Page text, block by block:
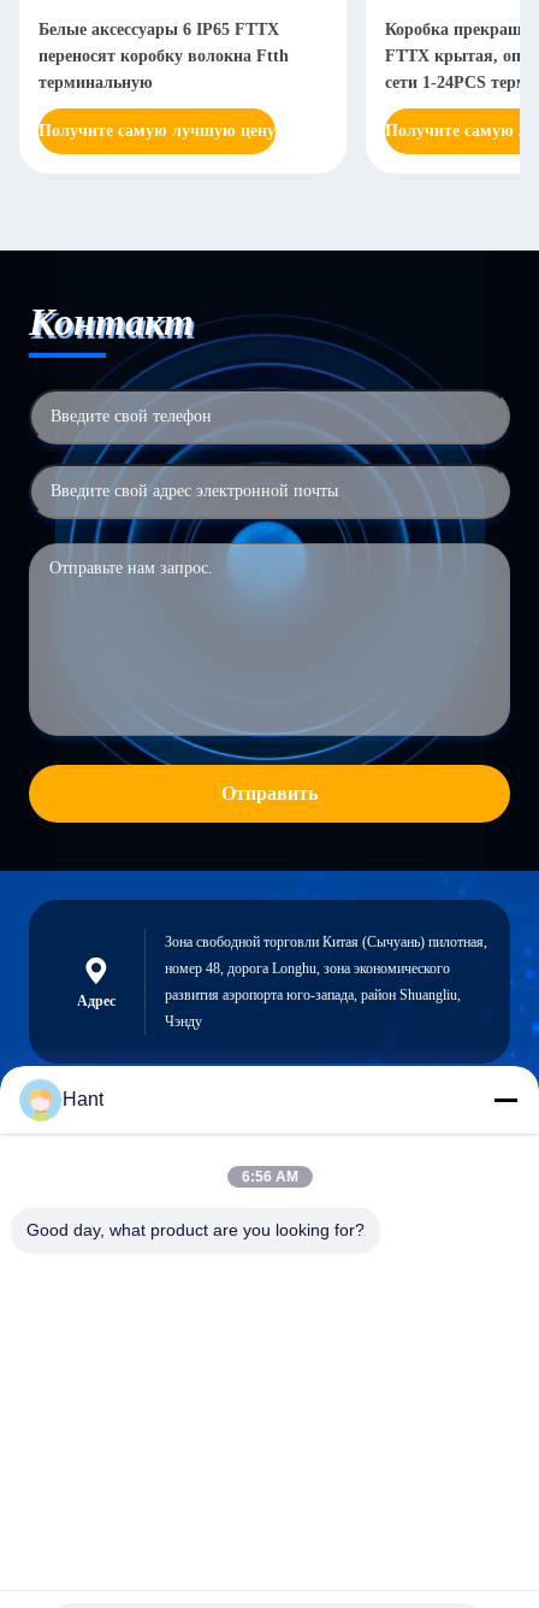
Белые аксессуары 6 IP65 FTTX
переносят коробку волокна Ftth
терминальную
Получите самую лучшую цену
Коробка
FTTX крытая,
сети 1-24PCS
Получите самую
Контакт
Отправить
Адрес
Зона свободной торговли Китая (Сычуань) пилотная,
номер 48, дорога Longhu, зона экономического
развития аэропорта юго-запада, район Shuangliu,
Чэнду
Hant
6:56 AM
Good day, what product are you looking for?